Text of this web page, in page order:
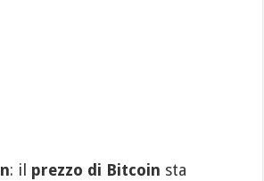
: il prezzo di Bitcoin sta